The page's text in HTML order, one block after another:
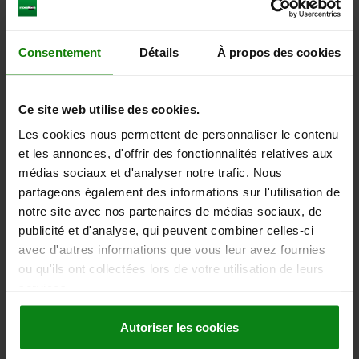
Consentement Détails À propos des cookies
Ce site web utilise des cookies.
Les cookies nous permettent de personnaliser le contenu
et les annonces, d'offrir des fonctionnalités relatives aux
médias sociaux et d'analyser notre trafic. Nous
partageons également des informations sur l'utilisation de
notre site avec nos partenaires de médias sociaux, de
publicité et d'analyse, qui peuvent combiner celles-ci
avec d'autres informations que vous leur avez fournies
ou qu'ils ont collectées lors de votre utilisation de leurs
Autoriser les cookies
L4=42 S1=33
COUPLE DE SERRAGE MAX. NM=35
Référence:04364-15-01001
1 080,57 €
hors TVA
hors frais d’envoi
04364-15
BRIDE PIVOTANTE PIVOTEMENT À DROITE, FORME:A
TRAITEMENT NOIR, BRUNI